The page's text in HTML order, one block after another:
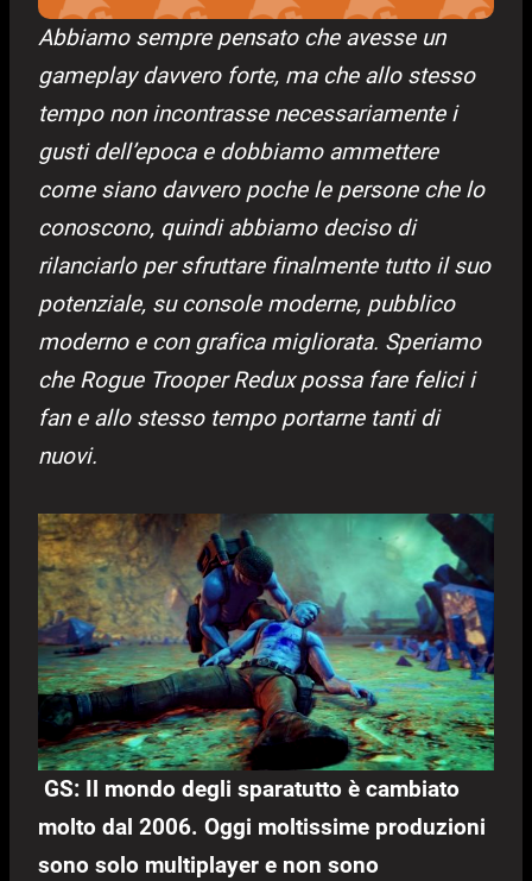
Abbiamo sempre pensato che avesse un
gameplay davvero forte, ma che allo stesso
tempo non incontrasse necessariamente i
gusti dell’epoca e dobbiamo ammettere
come siano davvero poche le persone che lo
conoscono, quindi abbiamo deciso di
rilanciarlo per sfruttare finalmente tutto il suo
potenziale, su console moderne, pubblico
moderno e con grafica migliorata. Speriamo
che Rogue Trooper Redux possa fare felici i
fan e allo stesso tempo portarne tanti di
nuovi.
GS: Il mondo degli sparatutto è cambiato
molto dal 2006. Oggi moltissime produzioni
sono solo multiplayer e non sono